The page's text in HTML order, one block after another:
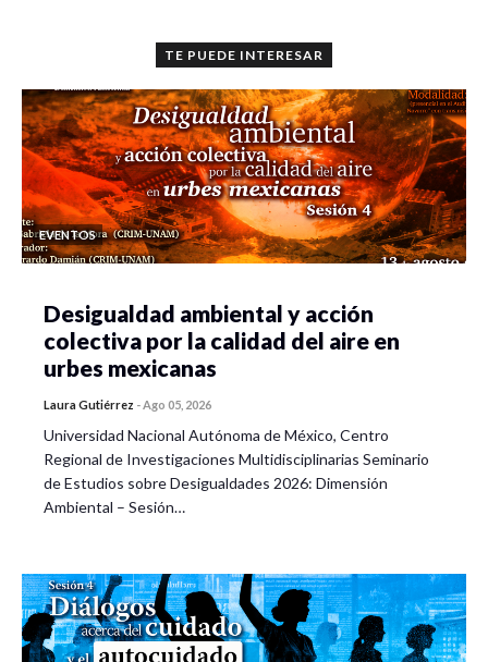
TE PUEDE INTERESAR
EVENTOS
Desigualdad ambiental y acción
colectiva por la calidad del aire en
urbes mexicanas
Laura Gutiérrez -Ago 05, 2026
Universidad Nacional Autónoma de México, Centro
Regional de Investigaciones Multidisciplinarias Seminario
de Estudios sobre Desigualdades 2026: Dimensión
Ambiental – Sesión…